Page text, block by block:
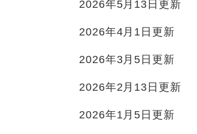
2026年5月13日更新
2026年4月1日更新
2026年3月5日更新
2026年2月13日更新
2026年1月5日更新